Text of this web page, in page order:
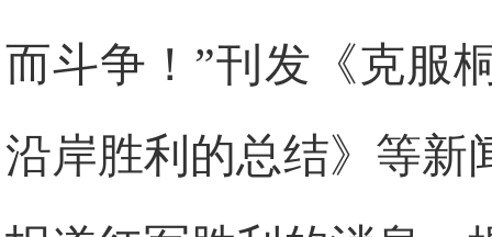
而斗争！”刊发《克服
沿岸胜利的总结》等新